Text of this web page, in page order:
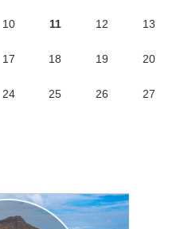
10 11 12 13
17 18 19 20
24 25 26 27